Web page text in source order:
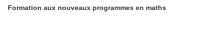
Formation aux nouveaux programmes en maths